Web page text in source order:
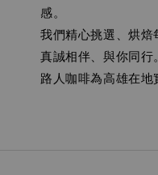
感。
我們精心挑選、烘焙
真誠相伴、與你同行。
路人咖啡為高雄在